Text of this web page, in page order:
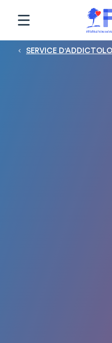
Fil d'Ariane
SERVICE
Panneau de gestion des